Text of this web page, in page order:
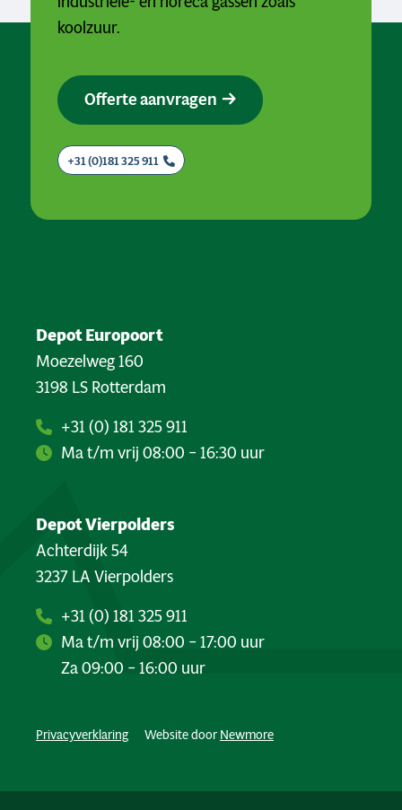
koolzuur.
Offerte aanvragen
+31 (0)181 325 911
Depot Europoort
Moezelweg 160
3198 LS Rotterdam
+31 (0) 181 325 911
Ma t/m vrij 08:00 – 16:30 uur
Depot Vierpolders
Achterdijk 54
3237 LA Vierpolders
+31 (0) 181 325 911
Ma t/m vrij 08:00 – 17:00 uur
Za 09:00 – 16:00 uur
Privacyverklaring Website door Newmore